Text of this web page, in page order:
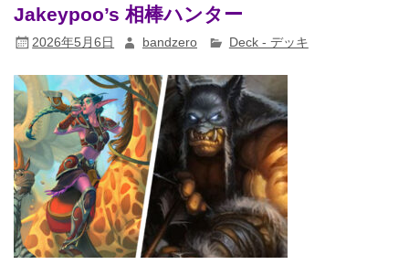
Jakeypoo’s 相棒ハンター
2026年5月6日 bandzero Deck - デッキ